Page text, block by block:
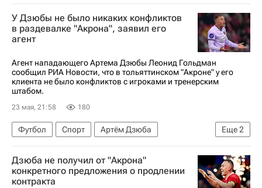
Акрон (Тольятти)
Зенит
РПЛ 2026-2027 (Чемпионат России по футболу)
У Дзюбы не было никаких конфликтов
в раздевалке "Акрона", заявил его
агент
Агент нападающего Артема Дзюбы Леонид Гольдман
сообщил РИА Новости, что в тольяттинском "Акроне" у его
клиента не было конфликтов с игроками и тренерским
штабом.
23 мая, 21:58 180
Еще2
Футбол Спорт
Артём Дзюба
Акрон (Тольятти)
РПЛ 2026-2027 (Чемпионат России по футболу)
Дзюба не получил от "Акрона"
конкретного предложения о продлении
контракта